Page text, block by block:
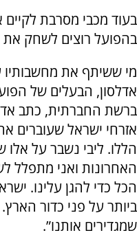
בעוד מכבי מסרבת
בהפועל רוצים לשחק
מי ששיתף את
אדלסון, הבעלים של
ברשת החברתית, כתב
אזרחי ישראל שעוברים
הללו. ליבי נשבר על אלו
האחרונות ואני מתפלל
הכל כדי להגן עלינו.
ביותר על פני כדור
שמגדירים אותנו”.